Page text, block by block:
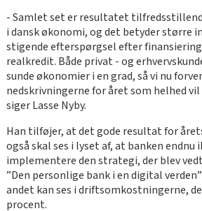
- Samlet set er resultatet
i dansk økonomi, og det betyder større
stigende efterspørgsel efter
realkredit. Både privat - og
sunde økonomier i en grad, så vi nu
nedskrivningerne for året som helhed
siger Lasse Nyby.
Han tilføjer, at det gode resultat for
også skal ses i lyset af, at banken
implementere den strategi, der blev
”Den personlige bank i en digital
andet kan ses i driftsomkostningerne,
procent.